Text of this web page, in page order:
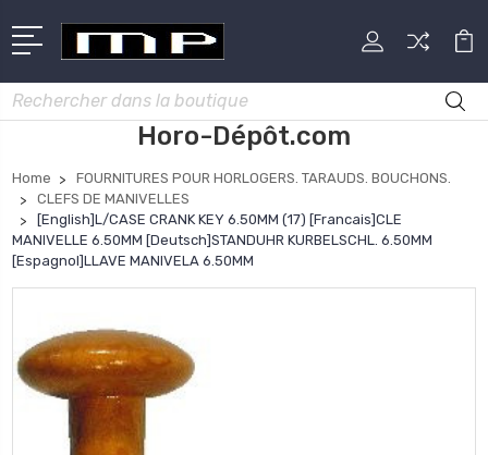
Rechercher
Horo-Dépôt.com
Home
FOURNITURES POUR HORLOGERS. TARAUDS. BOUCHONS.
CLEFS DE MANIVELLES
[English]L/CASE CRANK KEY 6.50MM (17) [Francais]CLE
MANIVELLE 6.50MM [Deutsch]STANDUHR KURBELSCHL. 6.50MM
[Espagnol]LLAVE MANIVELA 6.50MM